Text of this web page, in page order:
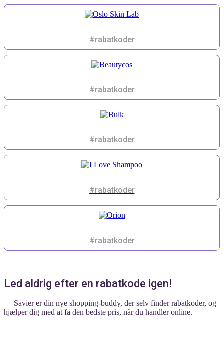
#rabatkoder
#rabatkoder
#rabatkoder
#rabatkoder
#rabatkoder
Led aldrig efter en rabatkode igen!
— Savier er din nye shopping-buddy, der selv finder rabatkoder, og
hjælper dig med at få den bedste pris, når du handler online.